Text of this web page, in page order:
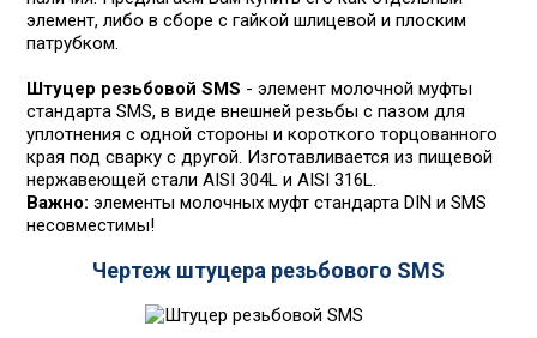
элемент, либо в сборе с гайкой шлицевой и плоским
патрубком.
Штуцер резьбовой SMS - элемент молочной муфты
стандарта SMS, в виде внешней резьбы c пазом для
уплотнения с одной стороны и короткого торцованного
края под сварку с другой. Изготавливается из пищевой
нержавеющей стали AISI 304L и AISI 316L.
Важно: элементы молочных муфт стандарта DIN и SMS
несовместимы!
Чертеж штуцера резьбового SMS